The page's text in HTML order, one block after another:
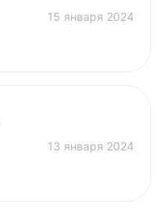
15 января 2024
13 января 2024